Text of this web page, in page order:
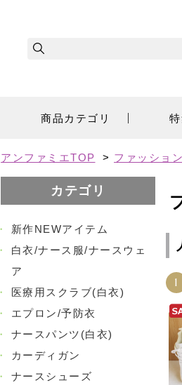
商品カテゴリ
アンファミエTOP > ファッショ
カテゴリ
・
新作NEWアイテム
・
白衣/ナース服/ナースウェ
ア
・
医療用スクラブ(白衣)
・
エプロン/予防衣
・
ナースパンツ(白衣)
・
カーディガン
・
ナースシューズ
1